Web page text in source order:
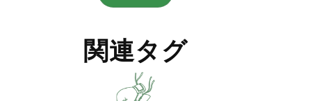
関連タグ